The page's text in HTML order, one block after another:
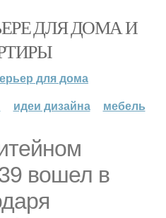
ДЛЯ ДОМА И
для дома
идеи дизайна мебель
вошел в